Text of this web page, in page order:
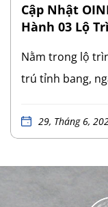
Cập Nhật
Hành 03 Lộ
Nằm trong lộ
trú tỉnh bang,
mới. Thay đổi
chính thức triển
động Ontario
thuộc Chương
29, Tháng 6,